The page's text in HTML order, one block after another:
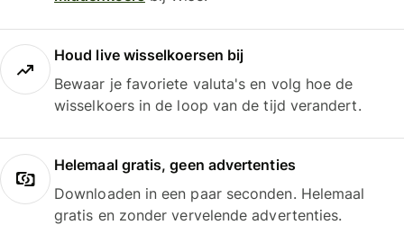
Houd live wisselkoersen bij
Bewaar je favoriete valuta's en volg hoe de
wisselkoers in de loop van de tijd verandert.
Helemaal gratis, geen advertenties
Downloaden in een paar seconden. Helemaal
gratis en zonder vervelende advertenties.